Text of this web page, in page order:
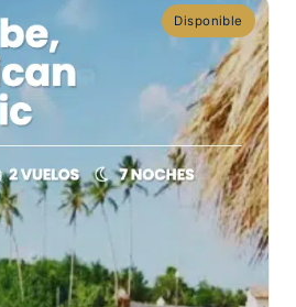
Disponible